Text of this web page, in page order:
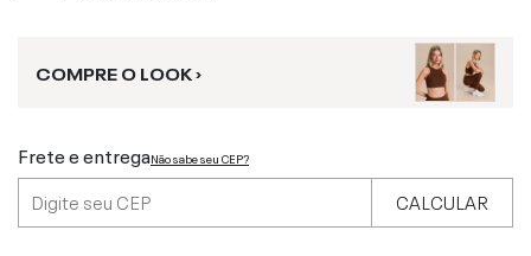
COMPRE O LOOK ›
Frete e entregaNão sabe seu CEP?
CALCULAR